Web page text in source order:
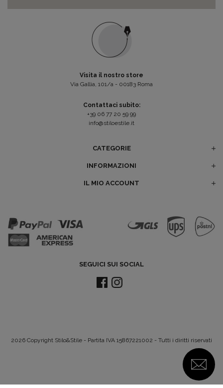
Visita il nostro store
Via Gallia, 101/a - 00183 Roma
Contattaci subito:
+39 06 77 20 59 99
info@stiloestile.it
CATEGORIE
INFORMAZIONI
IL MIO ACCOUNT
SEGUICI SUI SOCIAL
2026 Copyright Stilo&Stile - Partita IVA 15867221002 - Tutti i diritti riservati